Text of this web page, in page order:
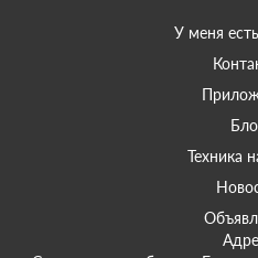
У меня
Техника